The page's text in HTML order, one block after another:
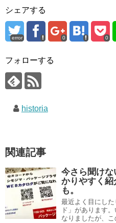
シェアする
error 0 0
フォローする
historia
関連記事
今さら聞け
かりやすく
も。
最近よく目にし
ド」があります
なりましたが、